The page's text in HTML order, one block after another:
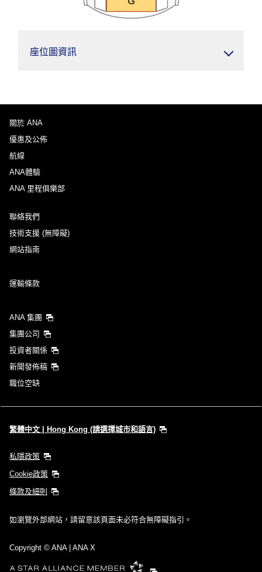
座位圖資訊
關於 ANA
優惠及公佈
航線
ANA體驗
ANA 里程俱樂部
聯絡我們
技術支援 (無障礙)
網站指南
運輸條款
ANA 集團
集團公司
投資者關係
新聞發佈稿
職位空缺
繁體中文 | Hong Kong (請選擇城市和語言)
私隱政策
Cookie政策
條款及細則
如瀏覽外部網站，請留意該頁面未必符合無障礙指引。
Copyright © ANA | ANA X